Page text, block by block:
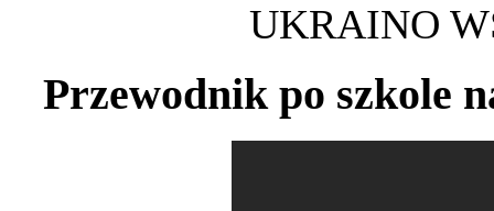
UKRAINO
Przewodnik po szkole